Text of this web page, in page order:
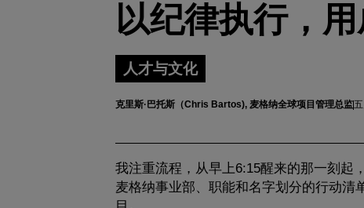
以纪律执行，
人才与文化
克里斯·巴托斯（Chris Bartos), 麦格纳全球项目管理总监
我注重流程，从早上6:15醒来的那一刻起
麦格纳事业部、职能和名字划分的行动清